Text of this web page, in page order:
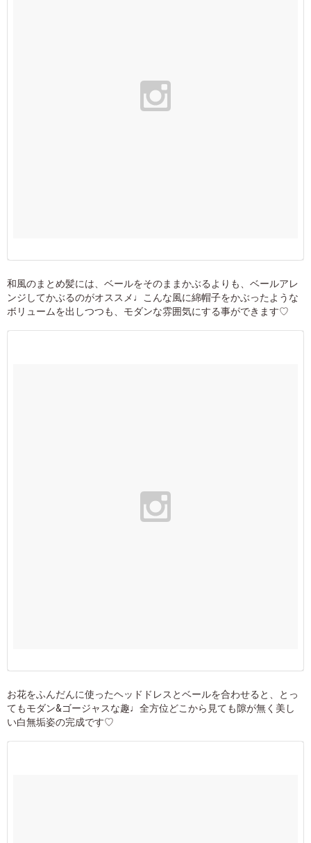
和風のまとめ髪には、ベールをそのままかぶるよりも、ベールアレ
ンジしてかぶるのがオススメ♩こんな風に綿帽子をかぶったような
ボリュームを出しつつも、モダンな雰囲気にする事ができます♡
お花をふんだんに使ったヘッドドレスとベールを合わせると、とっ
てもモダン&ゴージャスな趣♩全方位どこから見ても隙が無く美し
い白無垢姿の完成です♡